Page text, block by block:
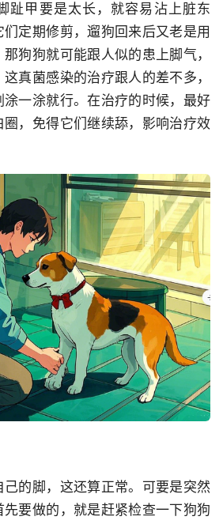
趾甲要是太长，就容易沾上脏东
定期修剪，遛狗回来后又老是用
狗狗就可能跟人似的患上脚气，
真菌感染的治疗跟人的差不多，
一涂就行。在治疗的时候，最好
，免得它们继续舔，影响治疗效
的脚，这还算正常。可要是突然
要做的，就是赶紧检查一下狗狗